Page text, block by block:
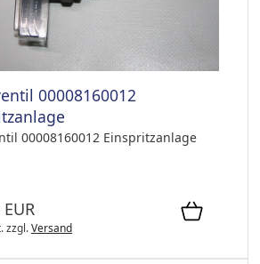
00008160012
00008160012 Einspritzanlage
zzgl.Versand